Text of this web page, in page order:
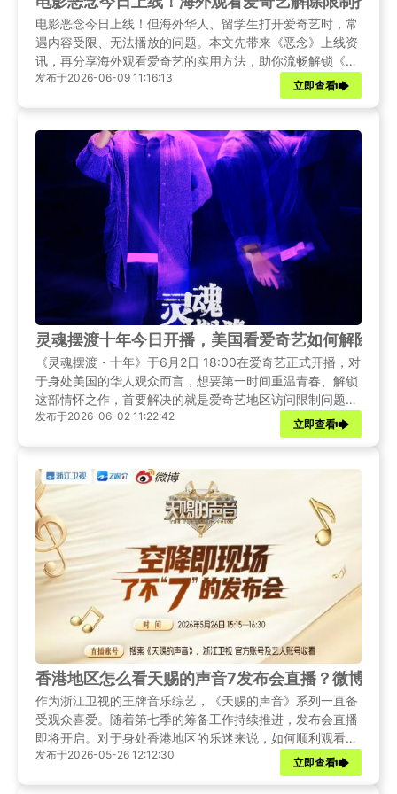
电影恶念今日上线！但海外华人、留学生打开爱奇艺时，常
遇内容受限、无法播放的问题。本文先带来《恶念》上线资
讯，再分享海外观看爱奇艺的实用方法，助你流畅解锁《恶
念》及平台全量内容。
发布于2026-06-09 11:16:13
立即查看
灵魂摆渡十年今日开播，美国看爱奇艺如何解除限
《灵魂摆渡・十年》于6月2日 18:00在爱奇艺正式开播，对
于身处美国的华人观众而言，想要第一时间重温青春、解锁
这部情怀之作，首要解决的就是爱奇艺地区访问限制问题。
本文将先带来《灵魂摆渡・十年》的开播核心资讯，再详细
分享美国用户解除爱奇艺限制的实用方法，助力海外党无缝
发布于2026-06-02 11:22:42
立即查看
香港地区怎么看天赐的声音7发布会直播？微博无
作为浙江卫视的王牌音乐综艺，《天赐的声音》系列一直备
受观众喜爱。随着第七季的筹备工作持续推进，发布会直播
即将开启。对于身处香港地区的乐迷来说，如何顺利观看这
场音乐盛宴成为关注焦点。本文将为您详细梳理发布会相关
发布于2026-05-26 12:12:30
立即查看